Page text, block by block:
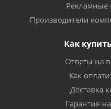
Рекламные
Производители
Как
Ответы на
Как
Доставка
Гарантия